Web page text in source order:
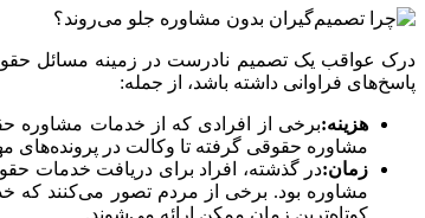
درک عواقب یک تصمیم نادرست در زمینه مسائل
پاسخ‌های فراوانی داشته باشد، از جمله:
هزینه:برخی از افرادی که از خدمات مشاوره
مشاوره حقوقی گرفته تا وکالت در پرونده‌های
زمان:در گذشته، افراد برای دریافت خدمات
مشاوره بود. برخی از مردم تصور می‌کنند که
کوتاه‌ترین زمان ممکن ارائه می‌شوند.